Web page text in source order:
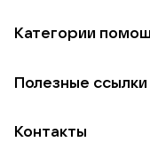
Использование
Для НКО
Категории
Пожилым
Полезные ссылки
Контакты